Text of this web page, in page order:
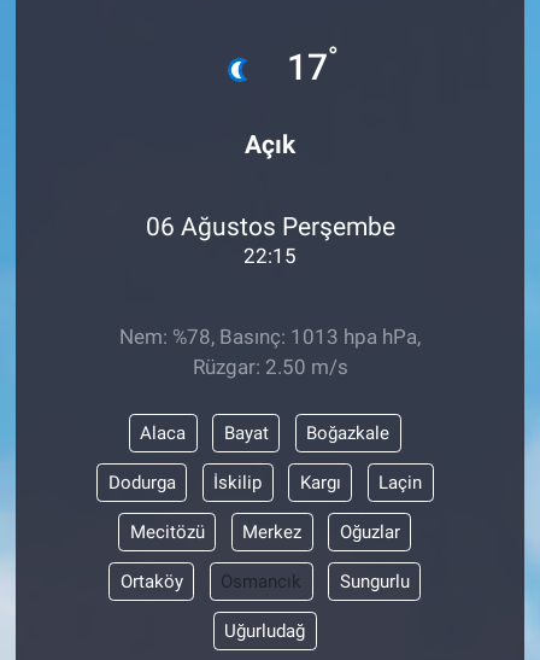
17°
Açık
06 Ağustos Perşembe
22:15
Nem: %78, Basınç: 1013 hpa hPa,
Rüzgar: 2.50 m/s
Alaca Bayat Boğazkale
Dodurga İskilip Kargı Laçin
Mecitözü Merkez Oğuzlar
Ortaköy Osmancık Sungurlu
Uğurludağ